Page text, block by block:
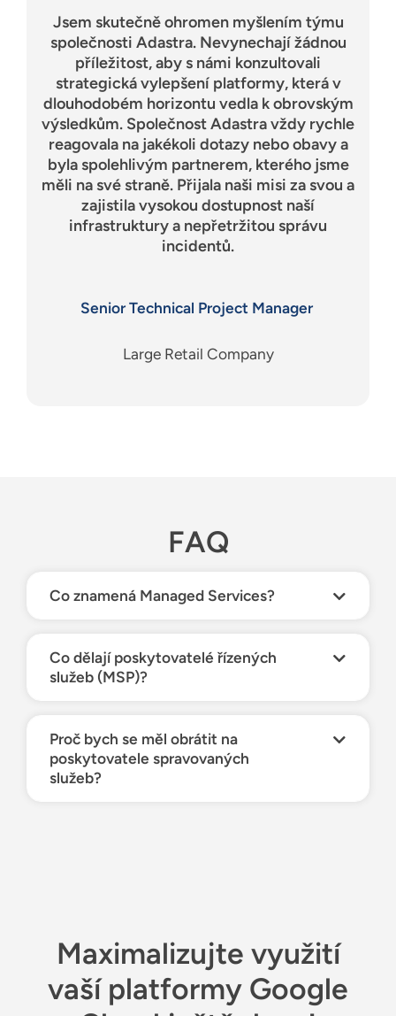
Jsem skutečně ohromen myšlením týmu
společnosti Adastra. Nevynechají žádnou
příležitost, aby s námi konzultovali
strategická vylepšení platformy, která v
dlouhodobém horizontu vedla k obrovským
výsledkům. Společnost Adastra vždy rychle
reagovala na jakékoli dotazy nebo obavy a
byla spolehlivým partnerem, kterého jsme
měli na své straně. Přijala naši misi za svou a
zajistila vysokou dostupnost naší
infrastruktury a nepřetržitou správu
incidentů.
Senior Technical Project Manager
Large Retail Company
FAQ
Co znamená Managed Services?
Co dělají poskytovatelé řízených
služeb (MSP)?
Proč bych se měl obrátit na
poskytovatele spravovaných
služeb?
Maximalizujte využití
vaší platformy Google